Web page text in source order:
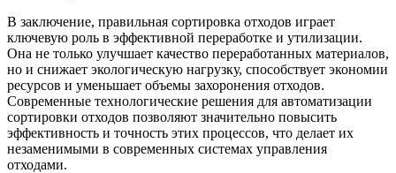
В заключение, правильная сортировка отходов играет
ключевую роль в эффективной переработке и утилизации.
Она не только улучшает качество переработанных материалов,
но и снижает экологическую нагрузку, способствует экономии
ресурсов и уменьшает объемы захоронения отходов.
Современные технологические решения для автоматизации
сортировки отходов позволяют значительно повысить
эффективность и точность этих процессов, что делает их
незаменимыми в современных системах управления
отходами.